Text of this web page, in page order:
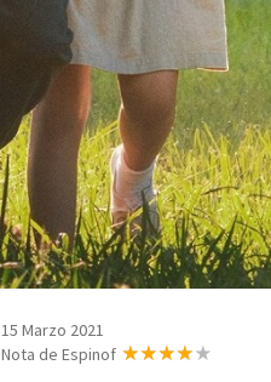
15 Marzo 2021
Nota de Espinof